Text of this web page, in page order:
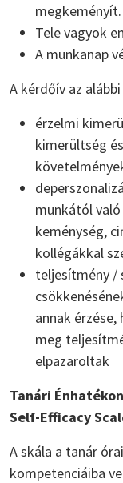
megkeményít.
Tele vagyok
A munkanap
A kérdőív az
érzelmi
kimerültség
munkától
keménység,
kollégákkal
teljesítmény /
annak
meg
elpazaroltak
Tanári
Self-Efficacy
A skála a tanár
kompetenciáiba